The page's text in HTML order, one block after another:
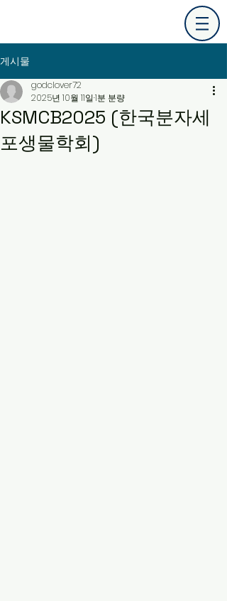
게시물
KSMCB2025 (한국분자세
포생물학회)
godclover72
2025년 10월 11일1분 분량